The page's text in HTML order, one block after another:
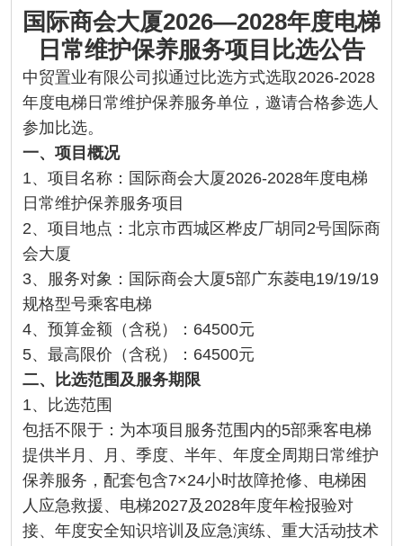
国际商会大厦2026—2028年度电梯
日常维护保养服务项目比选公告
中贸置业有限公司拟通过比选方式选取2026-2028
年度电梯日常维护保养服务单位，邀请合格参选人
参加比选。
一、项目概况
1、项目名称：国际商会大厦2026-2028年度电梯
日常维护保养服务项目
2、项目地点：北京市西城区桦皮厂胡同2号国际商
会大厦
3、服务对象：国际商会大厦5部广东菱电19/19/19
规格型号乘客电梯
4、预算金额（含税）：64500元
5、最高限价（含税）：64500元
二、比选范围及服务期限
1、比选范围
包括不限于：为本项目服务范围内的5部乘客电梯
提供半月、月、季度、半年、年度全周期日常维护
保养服务，配套包含7×24小时故障抢修、电梯困
人应急救援、电梯2027及2028年度年检报验对
接、年度安全知识培训及应急演练、重大活动技术